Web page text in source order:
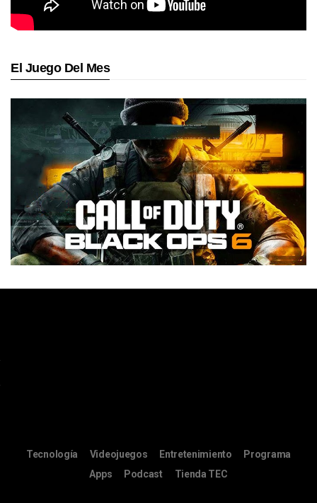
El Juego Del Mes
Tecnología Videojuegos Entretenimiento
Programa
Apps
Podcast Tienda TEC